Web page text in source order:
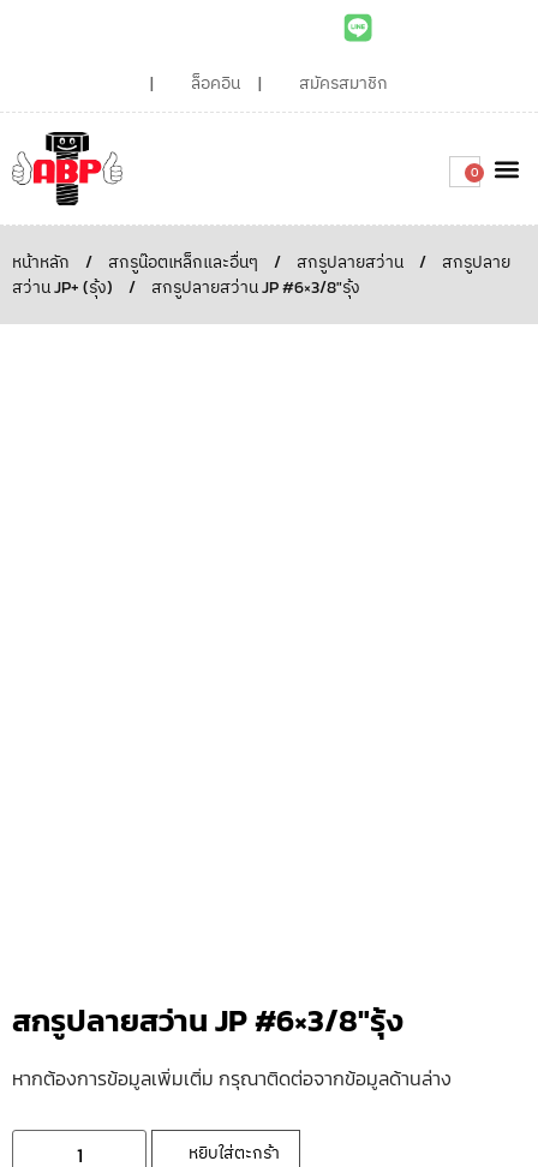
ล็อคอิน สมัครสมาชิก
0
หน้าหลัก / สกรูน๊อตเหล็กและอื่นๆ / สกรูปลายสว่าน /
สกรูปลาย
สว่าน JP+ (รุ้ง)
/ สกรูปลายสว่าน JP #6×3/8″รุ้ง
สกรูปลายสว่าน JP #6×3/8″รุ้ง
หากต้องการข้อมูลเพิ่มเติ่ม กรุณาติดต่อจากข้อมูลด้านล่าง
หยิบใส่ตะกร้า